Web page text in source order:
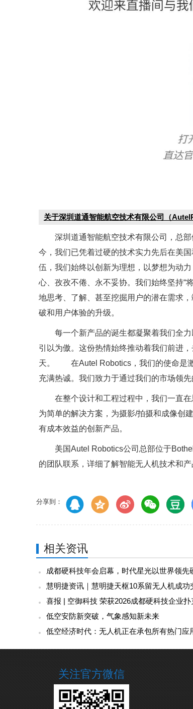
关于深圳道通智能航空技术有限公司（
深圳道通智能航空技术有限公司，总部
今，我们已凭着过硬的技术实力先后在美
伍，我们始终以创新为理想，以梦想为动
心、孜孜不倦、永不妥协。我们始终坚持“
地思考、了解、甚至挖掘用户的潜在需求
破和用户体验的升级。
每一个新产品的诞生都凝聚着我们全力
引以为傲。这份热情始终推动着我们前进
天。 在Autel Robotics，我们的使命是激
充满热诚。我们致力于通过我们的市场领
在整个设计和工程过程中，我们一直在
为简单的解决方案，为摄影/拍摄和成像创
有成本效益的创新产品。
美国Autel Robotics公司总部位于
的团队联系，详细了解智能无人机技术和产
分享到：
相关资讯
低空安防新突破，气象感知新未来
低空经济时代：无人机正在承包所有热门应
关注官方微信